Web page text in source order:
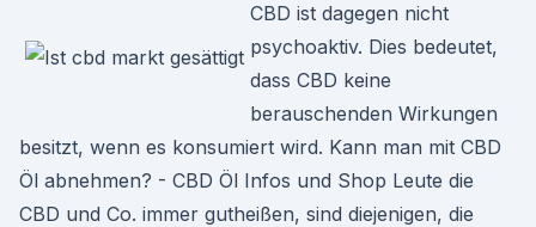
CBD ist dagegen nicht
psychoaktiv. Dies bedeutet,
dass CBD keine
berauschenden Wirkungen
besitzt, wenn es konsumiert wird. Kann man mit CBD
Öl abnehmen? - CBD Öl Infos und Shop Leute die
CBD und Co. immer gutheißen, sind diejenigen, die